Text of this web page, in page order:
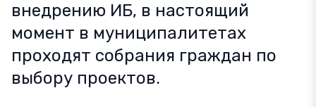
внедрению ИБ, в настоящий
момент в муниципалитетах
проходят собрания граждан по
выбору проектов.